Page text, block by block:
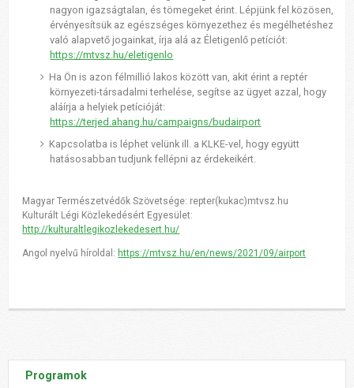
nagyon igazságtalan, és tömegeket érint. Lépjünk fel közösen,
érvényesítsük az egészséges környezethez és megélhetéshez
való alapvető jogainkat, írja alá az Életigenlő petíciót:
https://mtvsz.hu/eletigenlo
Ha Ön is azon félmillió lakos között van, akit érint a reptér
környezeti-társadalmi terhelése, segítse az ügyet azzal, hogy
aláírja a helyiek petícióját:
https://terjed.ahang.hu/campaigns/budairport
Kapcsolatba is léphet velünk ill. a KLKE-vel, hogy együtt
hatásosabban tudjunk fellépni az érdekeikért.
Magyar Természetvédők Szövetsége: repter(kukac)mtvsz.hu
Kulturált Légi Közlekedésért Egyesület:
http://kulturaltlegikozlekedesert.hu/
Angol nyelvű híroldal: https://mtvsz.hu/en/news/2021/09/airport
Programok